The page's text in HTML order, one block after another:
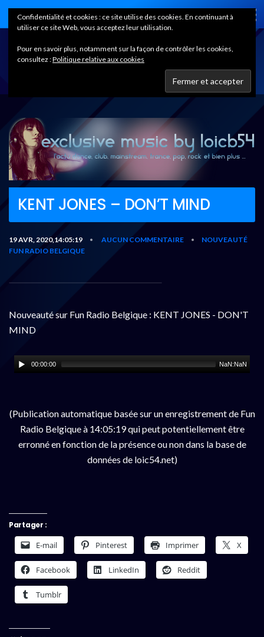
Home
KENT JONES – DON’T MIND
19 AVR, 2020,14:05:19 • AUCUN COMMENTAIRE •
NOUVEAUTÉ
FUN RADIO BELGIQUE
Nouveauté sur Fun Radio Belgique : KENT JONES - DON'T
MIND
00:00:00 NaN:NaN
(Publication automatique basée sur un enregistrement de Fun
Radio Belgique à 14:05:19 qui peut potentiellement être
erronné en fonction de la présence ou non dans la base de
données de loic54.net)
Partager :
E-mail Pinterest Imprimer X
Facebook LinkedIn Reddit
Tumblr
Confidentialité et cookies : ce site utilise des cookies. En continuant à
utiliser ce site Web, vous acceptez leur utilisation.
Pour en savoir plus, notamment sur la façon de contrôler les cookies,
consultez :Politique relative aux cookies